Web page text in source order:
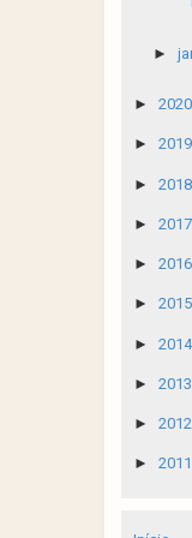
►
► 2020
► 2019
► 2018
► 2017
► 2016
► 2015
► 2014
► 2013
► 2012
► 2011